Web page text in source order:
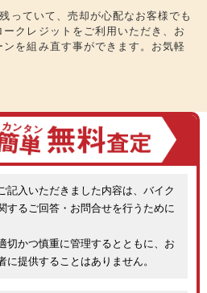
っていて、売却が心配なお客様でも
クレジットをご利用いただき、お
を組み直す事ができます。お気軽
記入いただきました内容は、バイク
するご回答・お問合せを行うために
切かつ慎重に管理するとともに、お
提供することはありません。